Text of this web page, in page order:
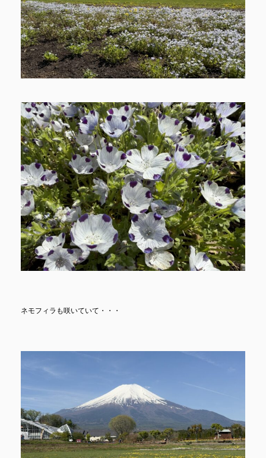
ネモフィラも咲いていて・・・